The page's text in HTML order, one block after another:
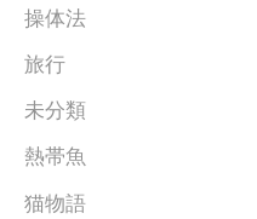
操体法
旅行
未分類
熱帯魚
猫物語